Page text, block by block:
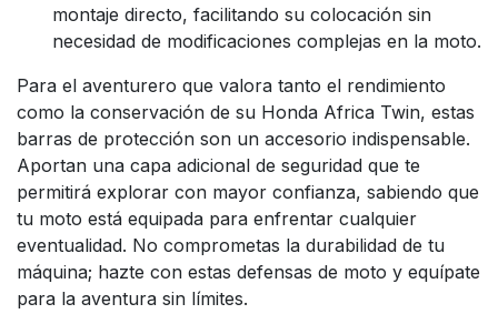
montaje directo, facilitando su colocación sin
necesidad de modificaciones complejas en la moto.
Para el aventurero que valora tanto el rendimiento
como la conservación de su Honda Africa Twin, estas
barras de protección son un accesorio indispensable.
Aportan una capa adicional de seguridad que te
permitirá explorar con mayor confianza, sabiendo que
tu moto está equipada para enfrentar cualquier
eventualidad. No comprometas la durabilidad de tu
máquina; hazte con estas defensas de moto y equípate
para la aventura sin límites.